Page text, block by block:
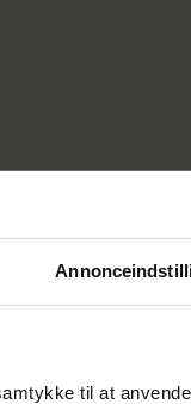
til at